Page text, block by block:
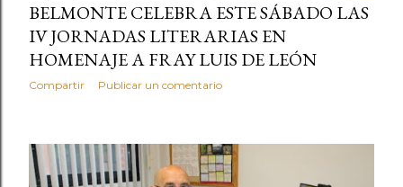
BELMONTE CELEBRA ESTE SÁBADO LAS
IV JORNADAS LITERARIAS EN
HOMENAJE A FRAY LUIS DE LEÓN
Compartir Publicar un comentario